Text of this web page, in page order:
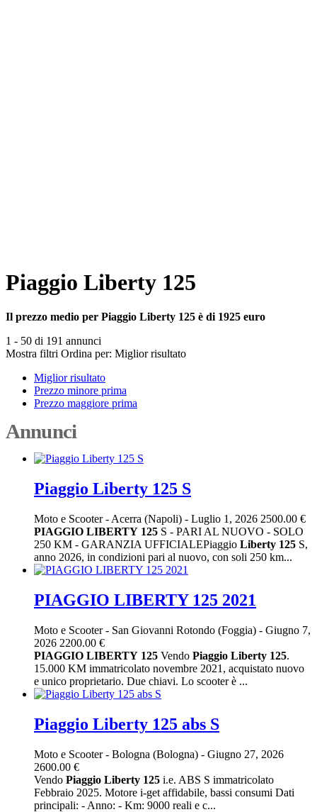
Piaggio Liberty 125
Il prezzo medio per Piaggio Liberty 125 è di 1925 euro
1 - 50 di 191 annunci
Mostra filtri Ordina per: Miglior risultato
Miglior risultato
Prezzo minore prima
Prezzo maggiore prima
Annunci
Piaggio Liberty 125 S
Moto e Scooter- Acerra (Napoli) - Luglio 1, 2026 2500.00 €
PIAGGIO LIBERTY 125 S - PARI AL NUOVO - SOLO
250 KM - GARANZIA UFFICIALEPiaggio Liberty 125 S,
anno 2026, in condizioni pari al nuovo, con soli 250 km...
PIAGGIO LIBERTY 125 2021
Moto e Scooter- San Giovanni Rotondo (Foggia) - Giugno 7,
2026 2200.00 €
PIAGGIO LIBERTY 125 Vendo Piaggio Liberty 125.
15.000 KM immatricolato novembre 2021, acquistato nuovo
e unico proprietario. Due chiavi. Lo scooter è ...
Piaggio Liberty 125 abs S
Moto e Scooter- Bologna (Bologna) - Giugno 27, 2026
2600.00 €
Vendo Piaggio Liberty 125 i.e. ABS S immatricolato
Febbraio 2025. Motore i-get affidabile, bassi consumi Dati
principali: - Anno: - Km: 9000 reali e c...